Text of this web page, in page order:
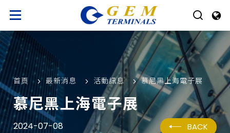
首頁 最新消息 活動訊息 慕尼黑上海電子展
慕尼黑上海電子展
2024-07-08 BACK